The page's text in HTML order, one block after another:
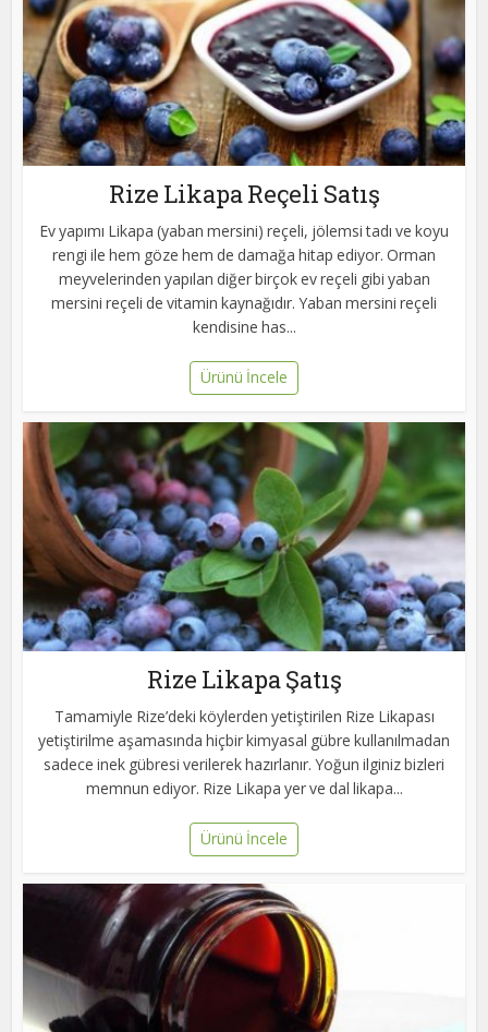
Rize Likapa Reçeli Satış
Ev yapımı Likapa (yaban mersini) reçeli, jölemsi tadı ve koyu
rengi ile hem göze hem de damağa hitap ediyor. Orman
meyvelerinden yapılan diğer birçok ev reçeli gibi yaban
mersini reçeli de vitamin kaynağıdır. Yaban mersini reçeli
kendisine has...
Ürünü İncele
Rize Likapa Şatış
Tamamiyle Rize’deki köylerden yetiştirilen Rize Likapası
yetiştirilme aşamasında hiçbir kimyasal gübre kullanılmadan
sadece inek gübresi verilerek hazırlanır. Yoğun ilginiz bizleri
memnun ediyor. Rize Likapa yer ve dal likapa...
Ürünü İncele